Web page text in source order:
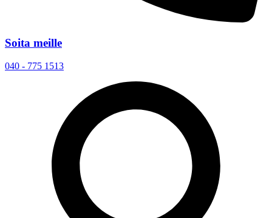
Soita meille
040 - 775 1513